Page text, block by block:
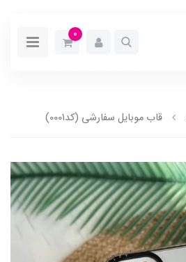
0
قاب موبایل سفارشی (کد0001)